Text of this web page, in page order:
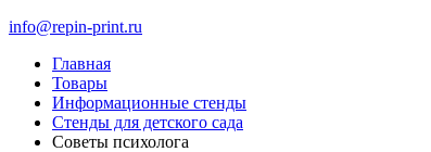
info@repin-print.ru
Главная
Товары
Информационные стенды
Стенды для детского сада
Советы психолога